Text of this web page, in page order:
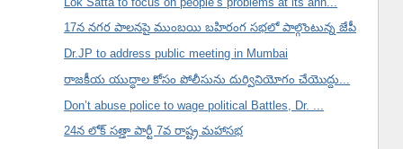
17న నగర పాలనపై ముంబయి బహిరంగ సభలో పాల్గొంటున్న జేపీ
Dr.JP to address public meeting in Mumbai
రాజకీయ యుద్ధాల కోసం పోలీసును దుర్వినియోగం చేయొద్దు...
Don’t abuse police to wage political Battles, Dr. ...
24న లోక్ సత్తా పార్టీ 7వ రాష్ట్ర మహాసభ